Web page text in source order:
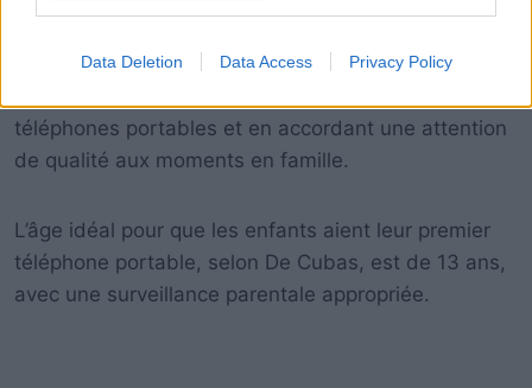
Data Deletion Data Access Privacy Policy
Il souligne l’importance pour les parents de donner
téléphones portables et en accordant une attention
de qualité aux moments en famille.
L’âge idéal pour que les enfants aient leur premier
téléphone portable, selon De Cubas, est de 13 ans,
avec une surveillance parentale appropriée.